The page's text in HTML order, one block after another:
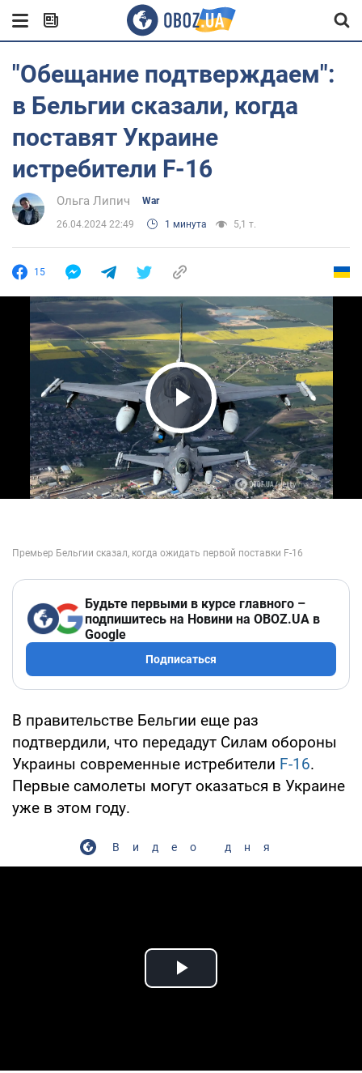
"Обещание подтверждаем":
в Бельгии сказали, когда
поставят Украине
истребители F-16
Ольга Липич War
26.04.2024 22:49 1 минута 5,1 т.
15
Play Video
Будьте первыми в курсе главного –
подпишитесь на Новини на OBOZ.UA в
Google
Подписаться
В правительстве Бельгии еще раз
подтвердили, что передадут Силам обороны
Украины современные истребители F-16.
Первые самолеты могут оказаться в Украине
уже в этом году.
Видео дня
Play Video